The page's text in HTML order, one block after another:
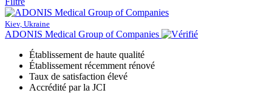
Kiev, Ukraine
ADONIS Medical Group of Companies
Établissement de haute qualité
Établissement récemment rénové
Taux de satisfaction élevé
Accrédité par la JCI